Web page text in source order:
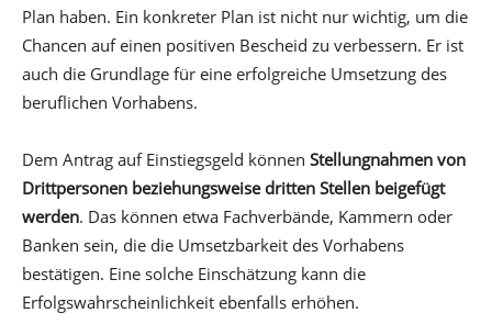
Plan haben. Ein konkreter Plan ist nicht nur wichtig, um die
Chancen auf einen positiven Bescheid zu verbessern. Er ist
auch die Grundlage für eine erfolgreiche Umsetzung des
beruflichen Vorhabens.
Dem Antrag auf Einstiegsgeld können Stellungnahmen von
Drittpersonen beziehungsweise dritten Stellen beigefügt
werden. Das können etwa Fachverbände, Kammern oder
Banken sein, die die Umsetzbarkeit des Vorhabens
bestätigen. Eine solche Einschätzung kann die
Erfolgswahrscheinlichkeit ebenfalls erhöhen.